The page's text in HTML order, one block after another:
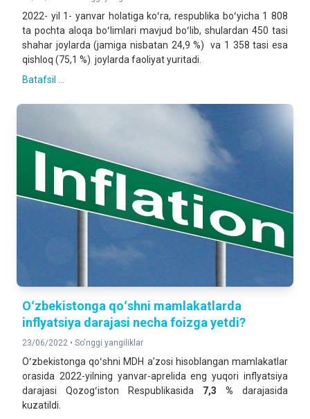
2022- yil 1- yanvar holatiga koʻra, respublika boʻyicha 1 808
ta pochta aloqa boʻlimlari mavjud boʻlib, shulardan 450 tasi
shahar joylarda (jamiga nisbatan 24,9 %) va 1 358 tasi esa
qishloq (75,1 %) joylarda faoliyat yuritadi.
Batafsil ...
Oʻzbekistonga qoʻshni mamlakatlarda
inflyatsiya darajasi necha foizga yetdi?
23/06/2022 • So'nggi yangiliklar
Oʻzbekistonga qoʻshni MDH aʼzosi hisoblangan mamlakatlar
orasida 2022-yilning yanvar-aprelida eng yuqori inflyatsiya
darajasi Qozogʻiston Respublikasida 7,3 % darajasida
kuzatildi.